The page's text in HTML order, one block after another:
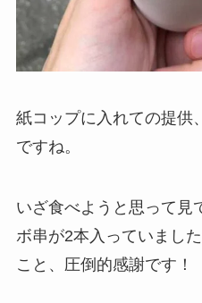
紙コップに入れての提供
ですね。
いざ食べようと思って見
ボ串が2本入っていまし
こと、圧倒的感謝です！